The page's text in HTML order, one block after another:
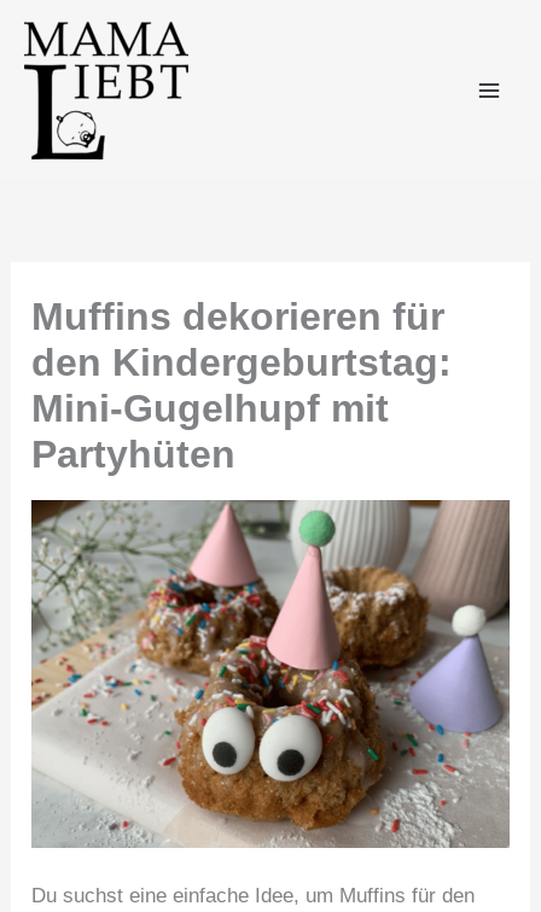
Inhalt
springen
Muffins dekorieren für
den Kindergeburtstag:
Mini-Gugelhupf mit
Partyhüten
Du suchst eine einfache Idee, um Muffins für den